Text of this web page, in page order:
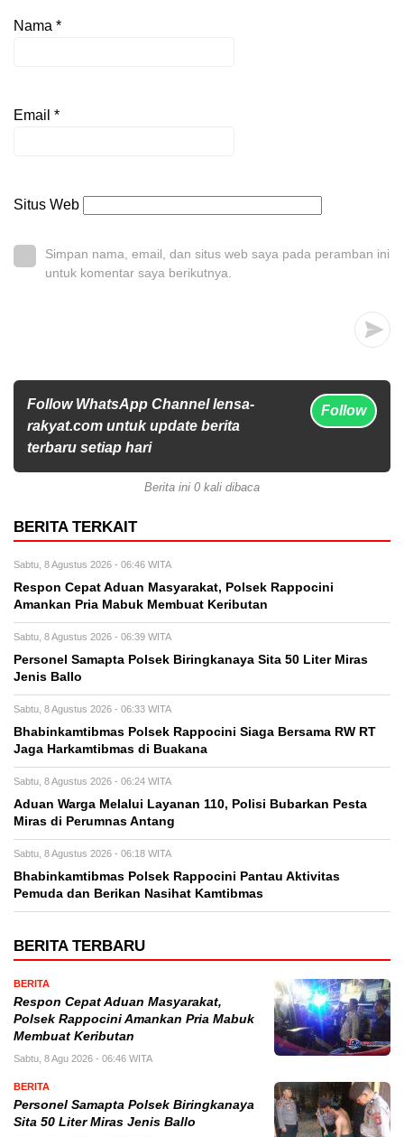
Nama *
Email *
Situs Web
Simpan nama, email, dan situs web saya pada peramban ini
untuk komentar saya berikutnya.
Follow WhatsApp Channel lensa-
rakyat.com untuk update berita
terbaru setiap hari
Follow
Berita ini 0 kali dibaca
BERITA TERKAIT
Sabtu, 8 Agustus 2026 - 06:46 WITA
Respon Cepat Aduan Masyarakat, Polsek Rappocini
Amankan Pria Mabuk Membuat Keributan
Sabtu, 8 Agustus 2026 - 06:39 WITA
Personel Samapta Polsek Biringkanaya Sita 50 Liter Miras
Jenis Ballo
Sabtu, 8 Agustus 2026 - 06:33 WITA
Bhabinkamtibmas Polsek Rappocini Siaga Bersama RW RT
Jaga Harkamtibmas di Buakana
Sabtu, 8 Agustus 2026 - 06:24 WITA
Aduan Warga Melalui Layanan 110, Polisi Bubarkan Pesta
Miras di Perumnas Antang
Sabtu, 8 Agustus 2026 - 06:18 WITA
Bhabinkamtibmas Polsek Rappocini Pantau Aktivitas
Pemuda dan Berikan Nasihat Kamtibmas
BERITA TERBARU
BERITA
Respon Cepat Aduan Masyarakat,
Polsek Rappocini Amankan Pria Mabuk
Membuat Keributan
Sabtu, 8 Agu 2026 - 06:46 WITA
BERITA
Personel Samapta Polsek Biringkanaya
Sita 50 Liter Miras Jenis Ballo